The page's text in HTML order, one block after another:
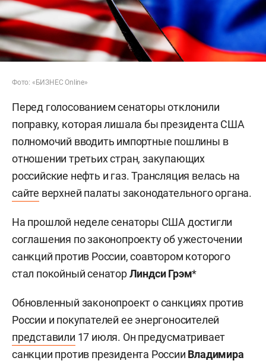
Фото: «БИЗНЕС Online»
Перед голосованием сенаторы отклонили
поправку, которая лишала бы президента США
полномочий вводить импортные пошлины в
отношении третьих стран, закупающих
российские нефть и газ. Трансляция велась на
сайте верхней палаты законодательного органа.
На прошлой неделе сенаторы США достигли
соглашения по законопроекту об ужесточении
санкций против России, соавтором которого
стал покойный сенаторЛиндси Грэм*
Обновленный законопроект о санкциях против
России и покупателей ее энергоносителей
представили 17 июля. Он предусматривает
санкции против президента России Владимира